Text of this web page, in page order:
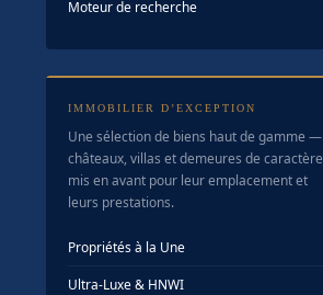
Moteur de recherche
IMMOBILIER D’EXCEPTION
Une sélection de biens haut de gamme —
châteaux, villas et demeures de caractère
mis en avant pour leur emplacement et
leurs prestations.
Propriétés à la Une
Ultra-Luxe & HNWI